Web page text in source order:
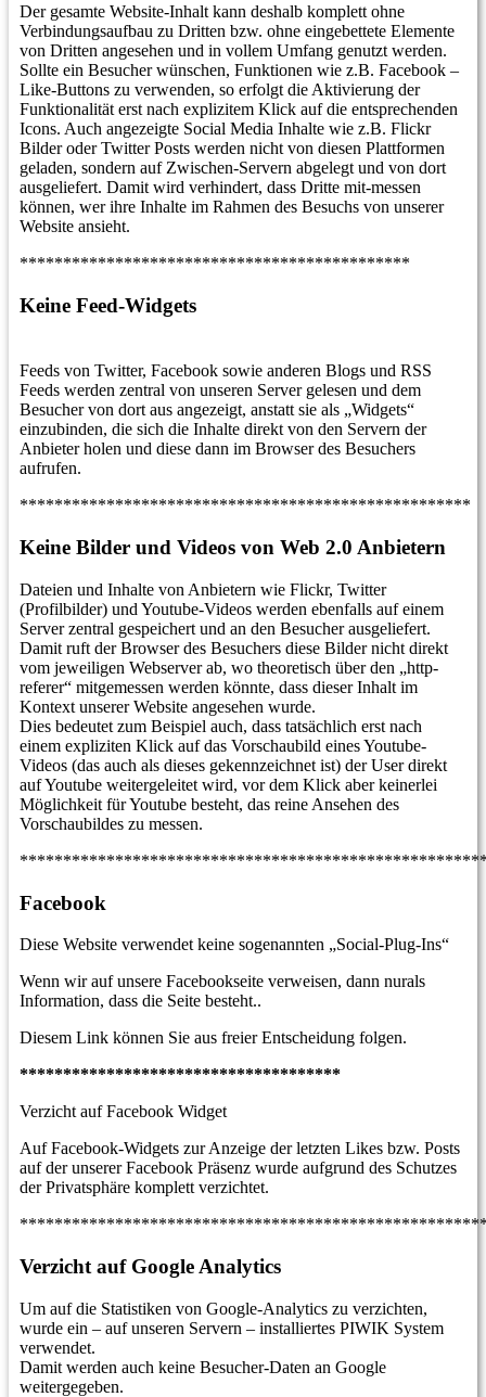
Der gesamte Website-Inhalt kann deshalb komplett ohne
Verbindungsaufbau zu Dritten bzw. ohne eingebettete Elemente
von Dritten angesehen und in vollem Umfang genutzt werden.
Sollte ein Besucher wünschen, Funktionen wie z.B. Facebook –
Like-Buttons zu verwenden, so erfolgt die Aktivierung der
Funktionalität erst nach explizitem Klick auf die entsprechenden
Icons. Auch angezeigte Social Media Inhalte wie z.B. Flickr
Bilder oder Twitter Posts werden nicht von diesen Plattformen
geladen, sondern auf Zwischen-Servern abgelegt und von dort
ausgeliefert. Damit wird verhindert, dass Dritte mit-messen
können, wer ihre Inhalte im Rahmen des Besuchs von unserer
Website ansieht.
*********************************************
Keine Feed-Widgets
Feeds von Twitter, Facebook sowie anderen Blogs und RSS
Feeds werden zentral von unseren Server gelesen und dem
Besucher von dort aus angezeigt, anstatt sie als „Widgets“
einzubinden, die sich die Inhalte direkt von den Servern der
Anbieter holen und diese dann im Browser des Besuchers
aufrufen.
****************************************************
Keine Bilder und Videos von Web 2.0 Anbietern
Dateien und Inhalte von Anbietern wie Flickr, Twitter
(Profilbilder) und Youtube-Videos werden ebenfalls auf einem
Server zentral gespeichert und an den Besucher ausgeliefert.
Damit ruft der Browser des Besuchers diese Bilder nicht direkt
vom jeweiligen Webserver ab, wo theoretisch über den „http-
referer“ mitgemessen werden könnte, dass dieser Inhalt im
Kontext unserer Website angesehen wurde.
Dies bedeutet zum Beispiel auch, dass tatsächlich erst nach
einem expliziten Klick auf das Vorschaubild eines Youtube-
Videos (das auch als dieses gekennzeichnet ist) der User direkt
auf Youtube weitergeleitet wird, vor dem Klick aber keinerlei
Möglichkeit für Youtube besteht, das reine Ansehen des
Vorschaubildes zu messen.
Facebook
Diese Website verwendet keine sogenannten „Social-Plug-Ins“
Wenn wir auf unsere Facebookseite verweisen, dann nurals
Information, dass die Seite besteht..
Diesem Link können Sie aus freier Entscheidung folgen.
*************************************
Verzicht auf Facebook Widget
Auf Facebook-Widgets zur Anzeige der letzten Likes bzw. Posts
auf der unserer Facebook Präsenz wurde aufgrund des Schutzes
der Privatsphäre komplett verzichtet.
Verzicht auf Google Analytics
Um auf die Statistiken von Google-Analytics zu verzichten,
wurde ein – auf unseren Servern – installiertes PIWIK System
verwendet.
Damit werden auch keine Besucher-Daten an Google
weitergegeben.